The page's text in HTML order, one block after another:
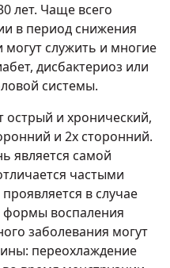
лет. Чаще всего
в период снижения
служить и многие
дисбактериоз или
системы.
и хронический,
и 2х сторонний.
является самой
частыми
в случае
формы воспаления
заболевания могут
переохлаждение